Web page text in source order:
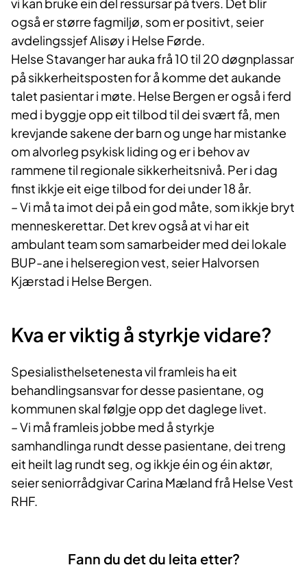
også er større fagmiljø, som er positivt, seier
avdelingssjef Alisøy i Helse Førde.
Helse Stavanger har auka frå 10 til 20 døgnplassar
på sikkerheitsposten for å komme det aukande
talet pasientar i møte. Helse Bergen er også i ferd
med i byggje opp eit tilbod til dei svært få, men
krevjande sakene der barn og unge har mistanke
om alvorleg psykisk liding og er i behov av
rammene til regionale sikkerheitsnivå. Per i dag
finst ikkje eit eige tilbod for dei under 18 år.
– Vi må ta imot dei på ein god måte, som ikkje bryt
menneskerettar. Det krev også at vi har eit
ambulant team som samarbeider med dei lokale
BUP-ane i helseregion vest, seier Halvorsen
Kjærstad i Helse Bergen.
Kva er viktig å styrkje vidare?
Spesialisthelsetenesta vil framleis ha eit
behandlingsansvar for desse pasientane, og
kommunen skal følgje opp det daglege livet.
– Vi må framleis jobbe med å styrkje
samhandlinga rundt desse pasientane, dei treng
eit heilt lag rundt seg, og ikkje éin og éin aktør,
seier seniorrådgivar Carina Mæland frå Helse Vest
RHF.
Fann du det du leita etter?